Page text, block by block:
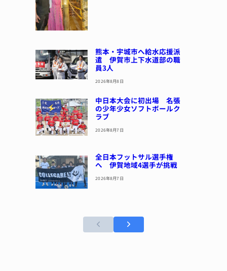
熊本・宇城市へ給水応援派
遣 伊賀市上下水道部の職
員3人
2026年8月8日
中日本大会に初出場 名張
の少年少女ソフトボールク
ラブ
2026年8月7日
全日本フットサル選手権
へ 伊賀地域4選手が挑戦
2026年8月7日